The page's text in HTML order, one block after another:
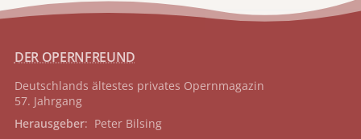
DER OPERNFREUND
Deutschlands ältestes privates Opernmagazin
57. Jahrgang
Herausgeber: Peter Bilsing